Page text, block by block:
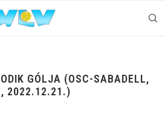
GÓLJA (OSC-SABADELL,
2022.12.21.)